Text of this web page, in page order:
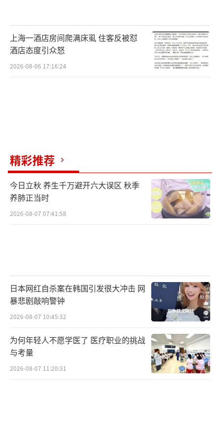
上海一酒店房间爬满床虱 住客反被怼
酒店态度引众怒
2026-08-06 17:16:24
精彩推荐
今日立秋 养生千万避开六大误区 秋季
养肺正当时
2026-08-07 07:41:58
日本网红自杀案在韩国引发很大冲击 网
暴悲剧敲响警钟
2026-08-07 10:45:32
为何年轻人不愿学医了 医疗职业的挑战
与考量
2026-08-07 11:20:31